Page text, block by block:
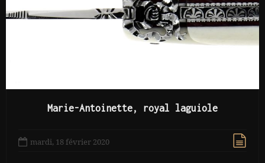
Marie-Antoinette, royal laguiole
mardi, 18 février 2020